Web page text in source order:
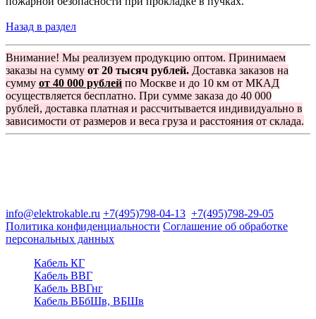
Назад в раздел
Внимание! Мы реализуем продукцию оптом. Принимаем
заказы на сумму от 20 тысяч рублей. Доставка заказов на
сумму от 40 000 рублей по Москве и до 10 км от МКАД
осуществляется бесплатно. При сумме заказа до 40 000
рублей, доставка платная и рассчитывается индивидуально в
зависимости от размеров и веса груза и расстояния от склада.
info@elektrokable.ru +7(495)798-04-13 +7(495)798-29-05
Политика конфиденциальности Соглашение об обработке
персональных данных
Кабель КГ
Кабель ВВГ
Кабель ВВГнг
Кабель ВБбШв, ВБШв